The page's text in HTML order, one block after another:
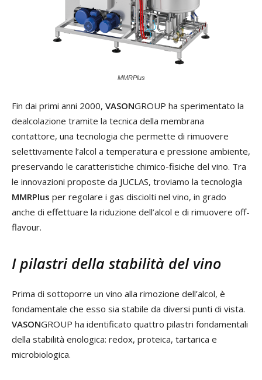
MMRPlus
Fin dai primi anni 2000, VASONGROUP ha sperimentato la
dealcolazione tramite la tecnica della membrana
contattore, una tecnologia che permette di rimuovere
selettivamente l’alcol a temperatura e pressione ambiente,
preservando le caratteristiche chimico-fisiche del vino. Tra
le innovazioni proposte da JUCLAS, troviamo la tecnologia
MMRPlus per regolare i gas disciolti nel vino, in grado
anche di effettuare la riduzione dell’alcol e di rimuovere off-
flavour.
I pilastri della stabilità del vino
Prima di sottoporre un vino alla rimozione dell’alcol, è
fondamentale che esso sia stabile da diversi punti di vista.
VASONGROUP ha identificato quattro pilastri fondamentali
della stabilità enologica: redox, proteica, tartarica e
microbiologica.